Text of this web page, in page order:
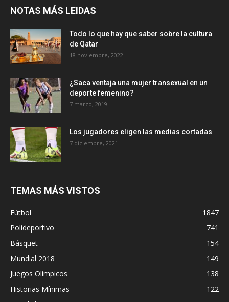
NOTAS MÁS LEIDAS
Todo lo que hay que saber sobre la cultura
de Qatar
18 noviembre, 2022
¿Saca ventaja una mujer transexual en un
deporte femenino?
7 marzo, 2019
Los jugadores eligen las medias cortadas
7 diciembre, 2021
TEMAS MÁS VISTOS
Fútbol
1847
Polideportivo
741
Básquet
154
Mundial 2018
149
Juegos Olímpicos
138
Historias Mínimas
122